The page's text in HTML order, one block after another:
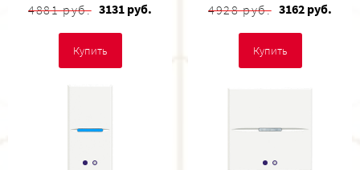
4881 руб. 3131 руб.
Купить
4928 руб. 3162 руб.
Купить